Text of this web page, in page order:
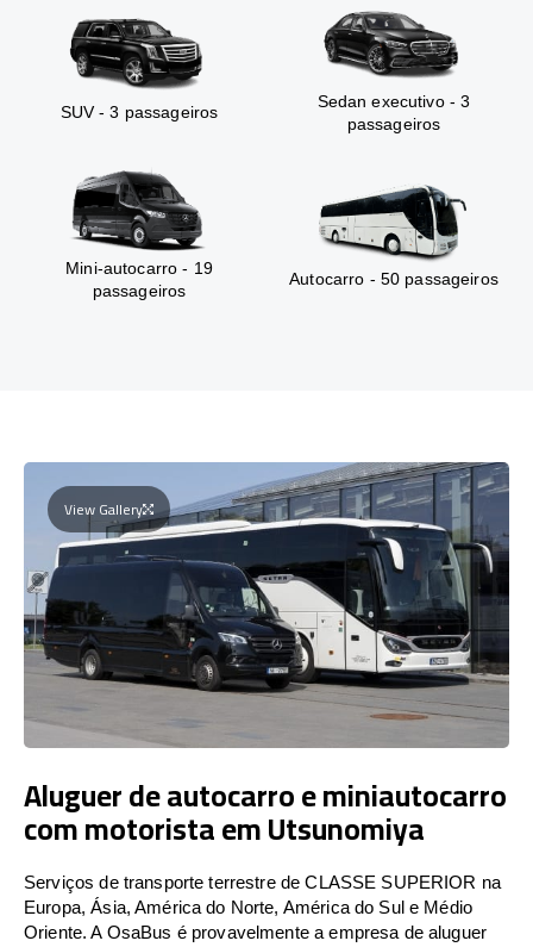
SUV - 3 passageiros
Sedan executivo - 3
passageiros
Mini-autocarro - 19
passageiros
Autocarro - 50 passageiros
View Gallery
Aluguer de autocarro e miniautocarro
com motorista em Utsunomiya
Serviços de transporte terrestre de CLASSE SUPERIOR na
Europa, Ásia, América do Norte, América do Sul e Médio
Oriente. A OsaBus é provavelmente a empresa de aluguer